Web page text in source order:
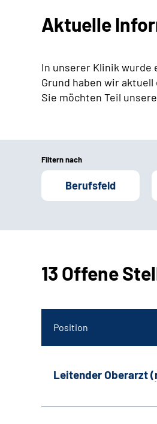
Aktuelle
In unserer Klinik wurde
Grund haben wir
Sie möchten Teil
Filtern nach
Berufsfeld
13 Offene
Position
Leitender Oberarzt (